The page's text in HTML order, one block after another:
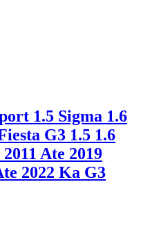
1.5 Sigma 1.6
G3 1.5 1.6
Ate 2019
2022 Ka G3